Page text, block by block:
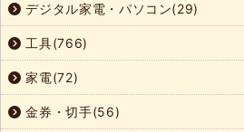
デジタル家電・パソコン(29)
工具(766)
家電(72)
金券・切手(56)